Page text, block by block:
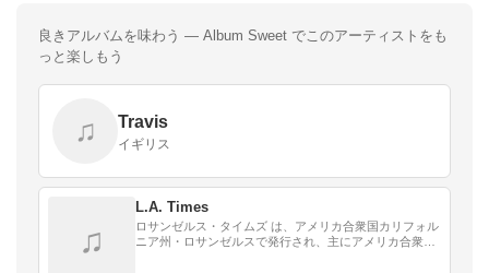
良きアルバムを味わう — Album Sweet でこのアーティストをも
っと楽しもう
♫ Travis
イギリス
♫
L.A. Times
ロサンゼルス・タイムズ は、アメリカ合衆国カリフォル
ニア州・ロサンゼルスで発行され、主にアメリカ合衆国